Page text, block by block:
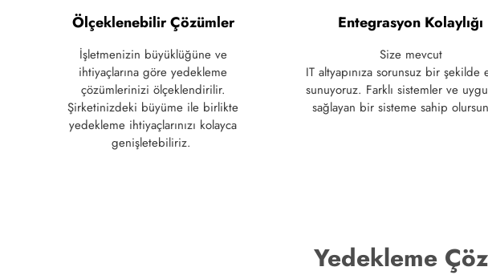
Ölçeklenebilir Çözümler
İşletmenizin büyüklüğüne ve
ihtiyaçlarına göre yedekleme
çözümlerinizi ölçeklendirilir.
Şirketinizdeki büyüme ile birlikte
yedekleme ihtiyaçlarınızı kolayca
genişletebiliriz.
Entegrasyon Kolaylığı
Size mevcut
IT altyapınıza sorunsuz bir şekilde
sunuyoruz. Farklı sistemler ve
sağlayan bir sisteme sahip
Yedekleme